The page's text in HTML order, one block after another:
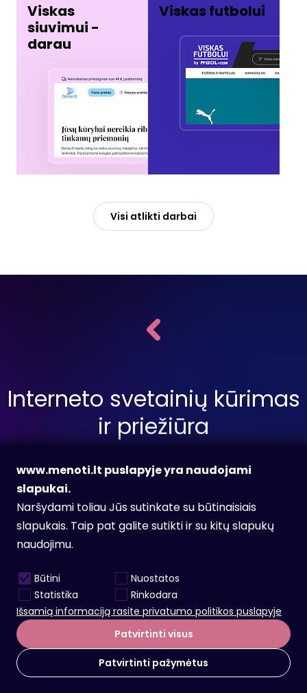
Viskas
siuvimui -
darau
Viskas futbolui
Visi atlikti darbai
Interneto svetainių kūrimas
ir priežiūra
Siųsti užklausą
Instagram
info@menoti.lt
Karjera
© 2009-2026, Visos teisės saugomos
www.menoti.lt puslapyje yra naudojami
slapukai.
Naršydami toliau Jūs sutinkate su būtinaisiais
slapukais. Taip pat galite sutikti ir su kitų slapukų
naudojimu.
Būtini
Nuostatos
Statistika
Rinkodara
Išsamią informaciją rasite privatumo politikos puslapyje
Patvirtinti visus
Patvirtinti pažymėtus